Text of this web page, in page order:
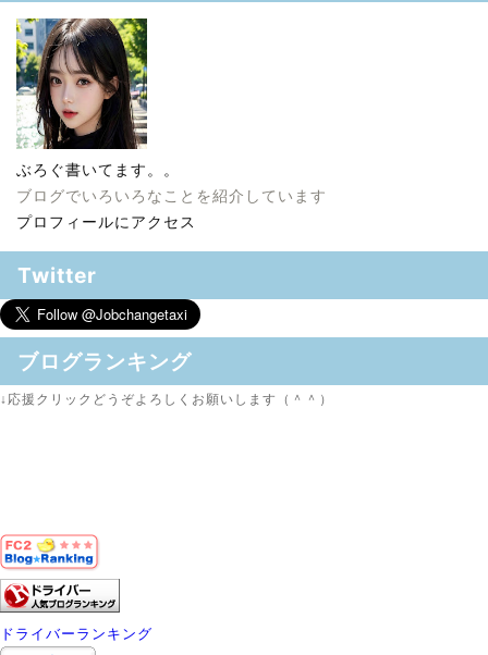
ぶろぐ書いてます。。
ブログでいろいろなことを紹介しています
プロフィールにアクセス
Twitter
ブログランキング
↓応援クリックどうぞよろしくお願いします（＾＾）
ドライバーランキング